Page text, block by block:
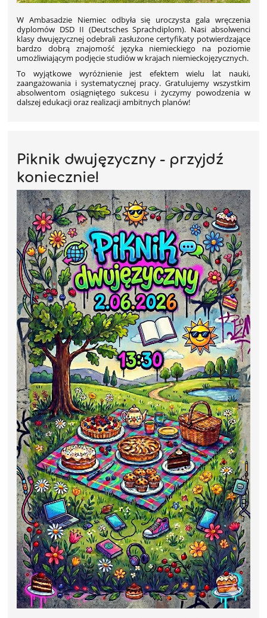
W Ambasadzie Niemiec odbyła się uroczysta gala wręczenia
dyplomów DSD II (Deutsches Sprachdiplom). Nasi absolwenci
klasy dwujęzycznej odebrali zasłużone certyfikaty potwierdzające
bardzo dobrą znajomość języka niemieckiego na poziomie
umożliwiającym podjęcie studiów w krajach niemieckojęzycznych.
To wyjątkowe wyróżnienie jest efektem wielu lat nauki,
zaangażowania i systematycznej pracy. Gratulujemy wszystkim
absolwentom osiągniętego sukcesu i życzymy powodzenia w
dalszej edukacji oraz realizacji ambitnych planów!
Piknik dwujęzyczny - przyjdź
koniecznie!